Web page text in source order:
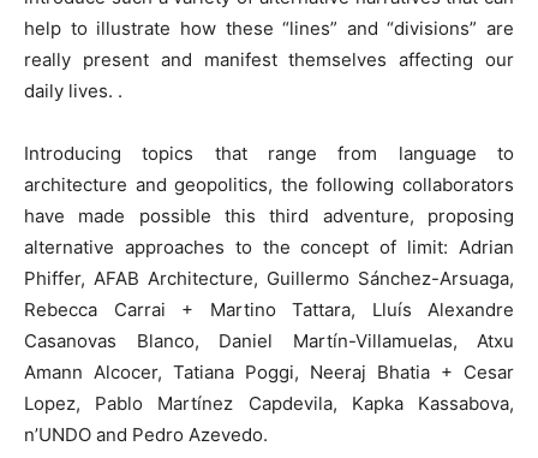
help to illustrate how these “lines” and “divisions” are
really present and manifest themselves affecting our
daily lives. .
Introducing topics that range from language to
architecture and geopolitics, the following collaborators
have made possible this third adventure, proposing
alternative approaches to the concept of limit: Adrian
Phiffer, AFAB Architecture, Guillermo Sánchez-Arsuaga,
Rebecca Carrai + Martino Tattara, Lluís Alexandre
Casanovas Blanco, Daniel Martín-Villamuelas, Atxu
Amann Alcocer, Tatiana Poggi, Neeraj Bhatia + Cesar
Lopez, Pablo Martínez Capdevila, Kapka Kassabova,
n’UNDO and Pedro Azevedo.